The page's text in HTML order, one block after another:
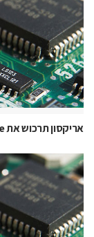
אריקסון תרכוש את Vonage תמורת 6.2 מיליארד דולר